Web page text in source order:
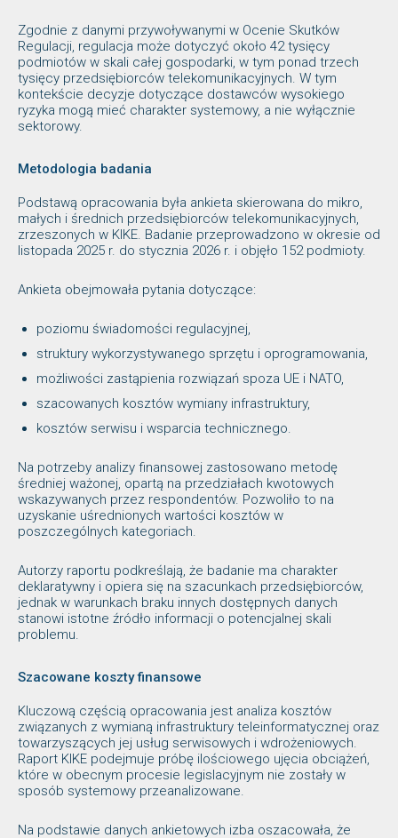
Zgodnie z danymi przywoływanymi w Ocenie Skutków
Regulacji, regulacja może dotyczyć około 42 tysięcy
podmiotów w skali całej gospodarki, w tym ponad trzech
tysięcy przedsiębiorców telekomunikacyjnych. W tym
kontekście decyzje dotyczące dostawców wysokiego
ryzyka mogą mieć charakter systemowy, a nie wyłącznie
sektorowy.
Metodologia badania
Podstawą opracowania była ankieta skierowana do mikro,
małych i średnich przedsiębiorców telekomunikacyjnych,
zrzeszonych w KIKE. Badanie przeprowadzono w okresie od
listopada 2025 r. do stycznia 2026 r. i objęło 152 podmioty.
Ankieta obejmowała pytania dotyczące:
poziomu świadomości regulacyjnej,
struktury wykorzystywanego sprzętu i oprogramowania,
możliwości zastąpienia rozwiązań spoza UE i NATO,
szacowanych kosztów wymiany infrastruktury,
kosztów serwisu i wsparcia technicznego.
Na potrzeby analizy finansowej zastosowano metodę
średniej ważonej, opartą na przedziałach kwotowych
wskazywanych przez respondentów. Pozwoliło to na
uzyskanie uśrednionych wartości kosztów w
poszczególnych kategoriach.
Autorzy raportu podkreślają, że badanie ma charakter
deklaratywny i opiera się na szacunkach przedsiębiorców,
jednak w warunkach braku innych dostępnych danych
stanowi istotne źródło informacji o potencjalnej skali
problemu.
Szacowane koszty finansowe
Kluczową częścią opracowania jest analiza kosztów
związanych z wymianą infrastruktury teleinformatycznej oraz
towarzyszących jej usług serwisowych i wdrożeniowych.
Raport KIKE podejmuje próbę ilościowego ujęcia obciążeń,
które w obecnym procesie legislacyjnym nie zostały w
sposób systemowy przeanalizowane.
Na podstawie danych ankietowych izba oszacowała, że